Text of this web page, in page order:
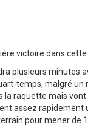
victoire dans cette
plusieurs minutes
temps, malgré un
raquette mais
assez rapidement
pour mener de